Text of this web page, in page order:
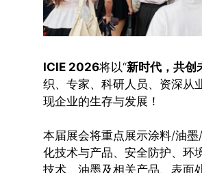
ICIE 2026将以“新时代，共创
织、专家、科研人员、资深从
现企业的生存与发展！
本届展会将重点展示涂料/油
化技术与产品、安全防护、环
技术、油墨及相关产品、表面